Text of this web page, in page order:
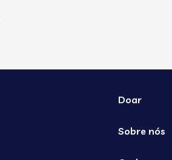
Doar
Sobre nós